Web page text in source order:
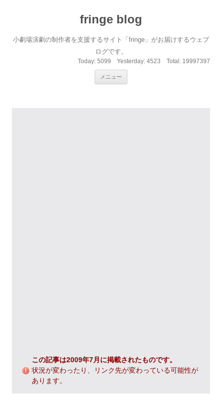
fringe blog
小劇場演劇の制作者を支援するサイト「fringe」がお届けするウェブ
ログです。
Today: 5099 Yesterday: 4523 Total: 19997397
メニュー
この記事は2009年7月に掲載されたものです。
状況が変わったり、リンク先が変わっている可能性が
あります。